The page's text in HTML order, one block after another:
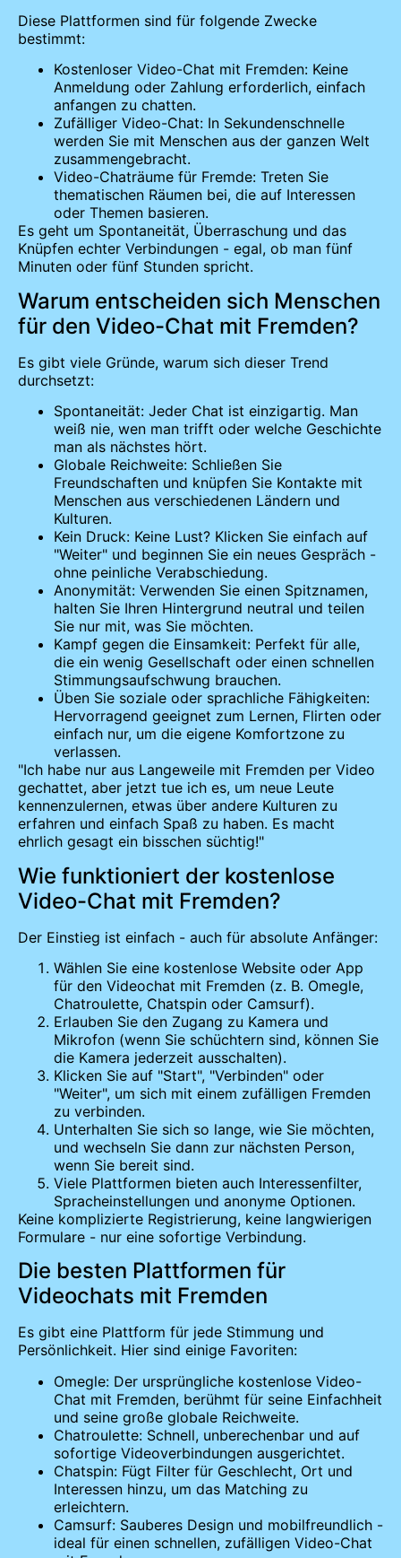
Diese Plattformen sind für folgende Zwecke
bestimmt:
Kostenloser Video-Chat mit Fremden: Keine
Anmeldung oder Zahlung erforderlich, einfach
anfangen zu chatten.
Zufälliger Video-Chat: In Sekundenschnelle
werden Sie mit Menschen aus der ganzen Welt
zusammengebracht.
Video-Chaträume für Fremde: Treten Sie
thematischen Räumen bei, die auf Interessen
oder Themen basieren.
Es geht um Spontaneität, Überraschung und das
Knüpfen echter Verbindungen - egal, ob man fünf
Minuten oder fünf Stunden spricht.
Warum entscheiden sich Menschen
für den Video-Chat mit Fremden?
Es gibt viele Gründe, warum sich dieser Trend
durchsetzt:
Spontaneität: Jeder Chat ist einzigartig. Man
weiß nie, wen man trifft oder welche Geschichte
man als nächstes hört.
Globale Reichweite: Schließen Sie
Freundschaften und knüpfen Sie Kontakte mit
Menschen aus verschiedenen Ländern und
Kulturen.
Kein Druck: Keine Lust? Klicken Sie einfach auf
"Weiter" und beginnen Sie ein neues Gespräch -
ohne peinliche Verabschiedung.
Anonymität: Verwenden Sie einen Spitznamen,
halten Sie Ihren Hintergrund neutral und teilen
Sie nur mit, was Sie möchten.
Kampf gegen die Einsamkeit: Perfekt für alle,
die ein wenig Gesellschaft oder einen schnellen
Stimmungsaufschwung brauchen.
Üben Sie soziale oder sprachliche Fähigkeiten:
Hervorragend geeignet zum Lernen, Flirten oder
einfach nur, um die eigene Komfortzone zu
verlassen.
"Ich habe nur aus Langeweile mit Fremden per Video
gechattet, aber jetzt tue ich es, um neue Leute
kennenzulernen, etwas über andere Kulturen zu
erfahren und einfach Spaß zu haben. Es macht
ehrlich gesagt ein bisschen süchtig!"
Wie funktioniert der kostenlose
Video-Chat mit Fremden?
Der Einstieg ist einfach - auch für absolute Anfänger:
Wählen Sie eine kostenlose Website oder App
für den Videochat mit Fremden (z. B. Omegle,
Chatroulette, Chatspin oder Camsurf).
Erlauben Sie den Zugang zu Kamera und
Mikrofon (wenn Sie schüchtern sind, können Sie
die Kamera jederzeit ausschalten).
Klicken Sie auf "Start", "Verbinden" oder
"Weiter", um sich mit einem zufälligen Fremden
zu verbinden.
Unterhalten Sie sich so lange, wie Sie möchten,
und wechseln Sie dann zur nächsten Person,
wenn Sie bereit sind.
Viele Plattformen bieten auch Interessenfilter,
Spracheinstellungen und anonyme Optionen.
Keine komplizierte Registrierung, keine langwierigen
Formulare - nur eine sofortige Verbindung.
Die besten Plattformen für
Videochats mit Fremden
Es gibt eine Plattform für jede Stimmung und
Persönlichkeit. Hier sind einige Favoriten:
Omegle: Der ursprüngliche kostenlose Video-
Chat mit Fremden, berühmt für seine Einfachheit
und seine große globale Reichweite.
Chatroulette: Schnell, unberechenbar und auf
sofortige Videoverbindungen ausgerichtet.
Chatspin: Fügt Filter für Geschlecht, Ort und
Interessen hinzu, um das Matching zu
erleichtern.
Camsurf: Sauberes Design und mobilfreundlich -
ideal für einen schnellen, zufälligen Video-Chat